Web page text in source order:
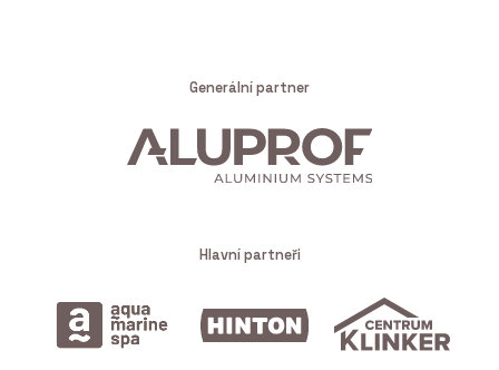
Generální partner
Hlavní partneři